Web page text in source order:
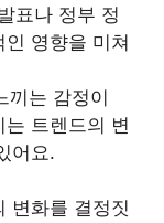
표나 정부 정
영향을 미쳐
끼는 감정이
트렌드의 변
어요.
변화를 결정짓